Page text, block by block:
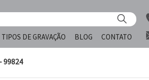
TIPOS DE GRAVAÇÃO BLOG CONTATO
99824